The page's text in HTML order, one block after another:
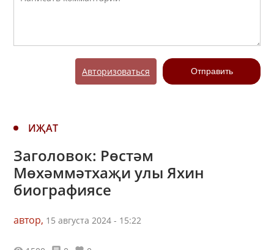
Авторизоваться Отправить
ИҖАТ
Заголовок: Рөстәм
Мөхәммәтхаҗи улы Яхин
биографиясе
автор, 15 августа 2024 - 15:22